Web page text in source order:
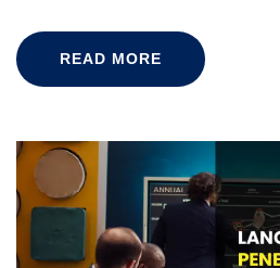
READ MORE